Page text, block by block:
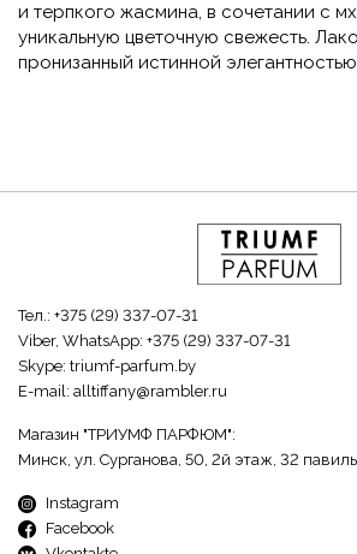
и терпкого жасмина, в сочетании с
уникальную цветочную свежесть.
пронизанный истинной
Тел.: +375 (29) 337-07-31
Viber, WhatsApp: +375 (29) 337-07-31
Skype: triumf-parfum.by
E-mail: alltiffany@rambler.ru
Магазин "ТРИУМФ ПАРФЮМ":
Минск, ул. Сурганова, 50, 2й этаж, 32
Instagram
Facebook